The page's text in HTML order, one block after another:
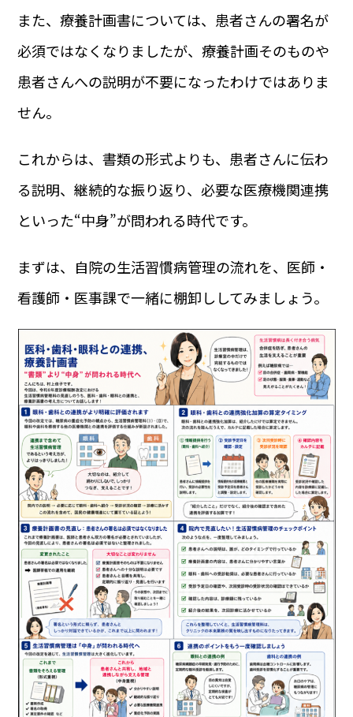
また、療養計画書については、患者さんの署名が
必須ではなくなりましたが、療養計画そのものや
患者さんへの説明が不要になったわけではありま
せん。
これからは、書類の形式よりも、患者さんに伝わ
る説明、継続的な振り返り、必要な医療機関連携
といった“中身”が問われる時代です。
まずは、自院の生活習慣病管理の流れを、医師・
看護師・医事課で一緒に棚卸ししてみましょう。